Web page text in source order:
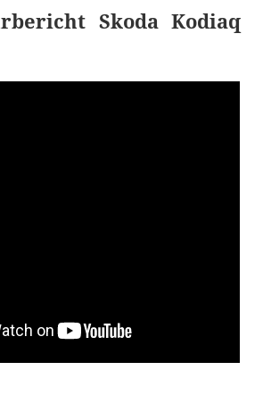
Skoda Kodiaq